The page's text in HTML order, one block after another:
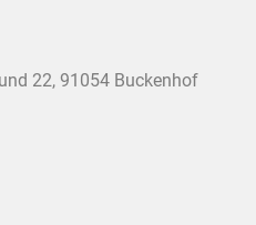
22, 91054 Buckenhof